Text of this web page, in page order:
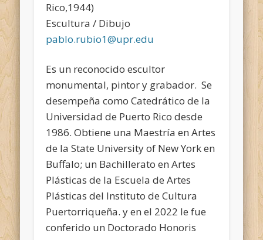
Rico,1944)
Escultura / Dibujo
pablo.rubio1@upr.edu
Es un reconocido escultor
monumental, pintor y grabador. Se
desempeña como Catedrático de la
Universidad de Puerto Rico desde
1986. Obtiene una Maestría en Artes
de la State University of New York en
Buffalo; un Bachillerato en Artes
Plásticas de la Escuela de Artes
Plásticas del Instituto de Cultura
Puertorriqueña. y en el 2022 le fue
conferido un Doctorado Honoris